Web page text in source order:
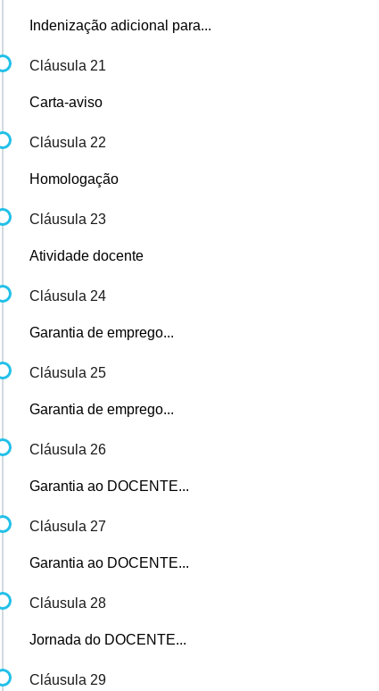
Indenização adicional para...
Cláusula 21
Carta-aviso
Cláusula 22
Homologação
Cláusula 23
Atividade docente
Cláusula 24
Garantia de emprego...
Cláusula 25
Garantia de emprego...
Cláusula 26
Garantia ao DOCENTE...
Cláusula 27
Garantia ao DOCENTE...
Cláusula 28
Jornada do DOCENTE...
Cláusula 29